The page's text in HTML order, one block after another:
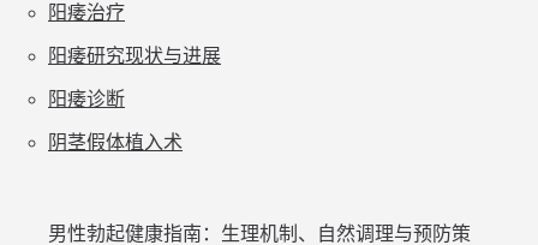
阳痿治疗
阳痿研究现状与进展
阳痿诊断
阴茎假体植入术
男性勃起健康指南：生理机制、自然调理与预防策